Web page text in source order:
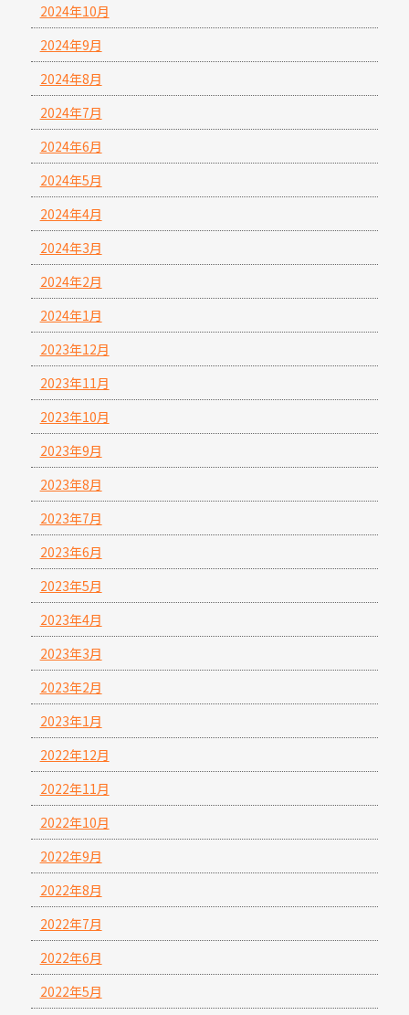
2024年10月
2024年9月
2024年8月
2024年7月
2024年6月
2024年5月
2024年4月
2024年3月
2024年2月
2024年1月
2023年12月
2023年11月
2023年10月
2023年9月
2023年8月
2023年7月
2023年6月
2023年5月
2023年4月
2023年3月
2023年2月
2023年1月
2022年12月
2022年11月
2022年10月
2022年9月
2022年8月
2022年7月
2022年6月
2022年5月